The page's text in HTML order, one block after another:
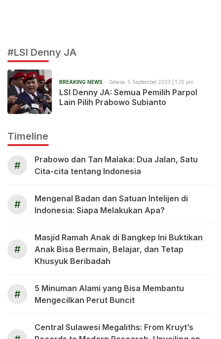
#LSI Denny JA
BREAKING NEWS Selasa, 5 September 2023 | 1:25 pm
LSI Denny JA: Semua Pemilih Parpol
Lain Pilih Prabowo Subianto
Timeline
#
Prabowo dan Tan Malaka: Dua Jalan, Satu
Cita-cita tentang Indonesia
#
Mengenal Badan dan Satuan Intelijen di
Indonesia: Siapa Melakukan Apa?
#
Masjid Ramah Anak di Bangkep Ini Buktikan
Anak Bisa Bermain, Belajar, dan Tetap
Khusyuk Beribadah
#
5 Minuman Alami yang Bisa Membantu
Mengecilkan Perut Buncit
Central Sulawesi Megaliths: From Kruyt’s